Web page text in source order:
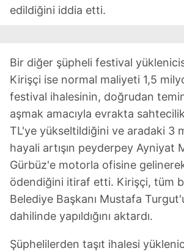
edildiğini iddia etti.
Bir diğer şüpheli festival
Kirişçi ise normal maliyeti 1,5
festival ihalesinin, doğrudan
aşmak amacıyla evrakta
TL'ye yükseltildiğini ve aradaki 3
hayali artışın peyderpey Ayniyat
Gürbüz'e motorla ofisine
ödendiğini itiraf etti. Kirişçi, tüm
Belediye Başkanı Mustafa
dahilinde yapıldığını aktardı.
Şüphelilerden taşıt ihalesi